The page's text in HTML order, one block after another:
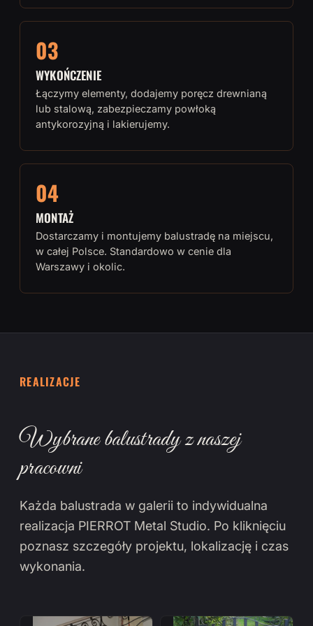
03
WYKOŃCZENIE
Łączymy elementy, dodajemy poręcz drewnianą
lub stalową, zabezpieczamy powłoką
antykorozyjną i lakierujemy.
04
MONTAŻ
Dostarczamy i montujemy balustradę na miejscu,
w całej Polsce. Standardowo w cenie dla
Warszawy i okolic.
REALIZACJE
Wybrane balustrady z naszej
pracowni
Każda balustrada w galerii to indywidualna
realizacja PIERROT Metal Studio. Po kliknięciu
poznasz szczegóły projektu, lokalizację i czas
wykonania.